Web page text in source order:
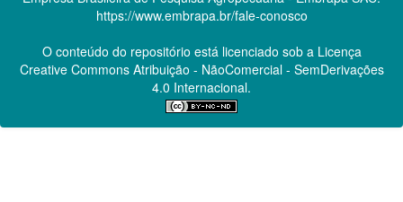
https://www.embrapa.br/fale-conosco
O conteúdo do repositório está licenciado sob a Licença
Creative CommonsAtribuição - NãoComercial - SemDerivações
4.0 Internacional.